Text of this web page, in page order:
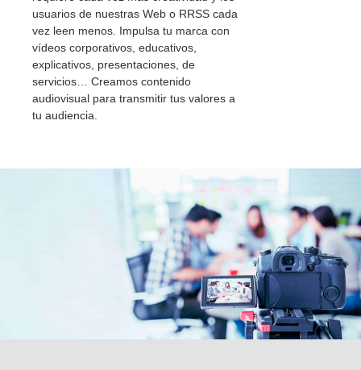
usuarios de nuestras Web o RRSS cada
vez leen menos. Impulsa tu marca con
vídeos corporativos, educativos,
explicativos, presentaciones, de
servicios… Creamos contenido
audiovisual para transmitir tus valores a
tu audiencia.